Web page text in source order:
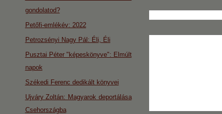
gondolatod?
Petőfi-emlékév: 2022
Petrozsényi Nagy Pál: Éli, Éli
Pusztai Péter "képeskönyve": Elmúlt
napok
Székedi Ferenc dedikált könyvei
Ujváry Zoltán: Magyarok deportálása
Csehországba